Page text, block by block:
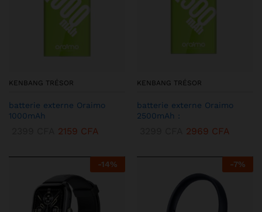
KENBANG TRÉSOR
batterie externe Oraimo
1000mAh
2159 CFA
KENBANG TRÉSOR
batterie externe Oraimo
2500mAh :
2969 CFA
-14% -7%